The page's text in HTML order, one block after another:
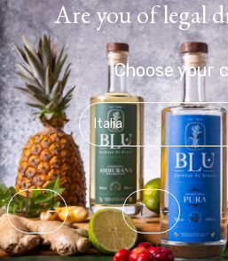
Are you of legal
Choose your
Day Month